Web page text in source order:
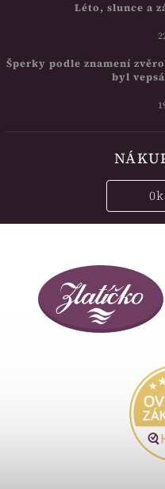
Léto, slunce a
Šperky podle znamení
byl
0